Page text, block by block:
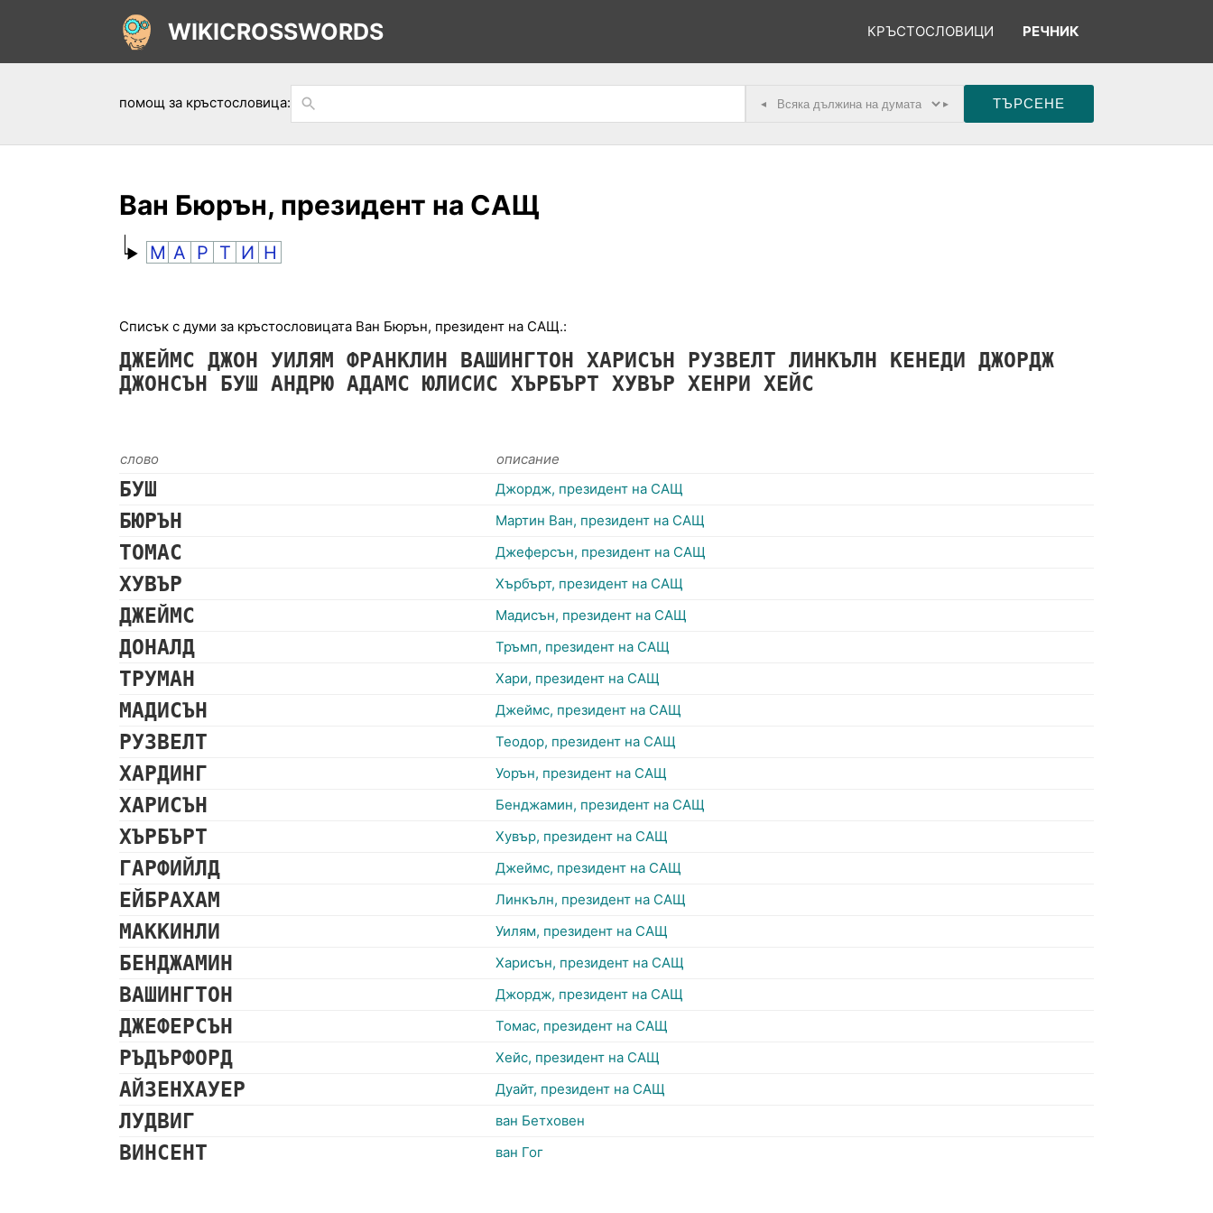
WIKICROSSWORDS КРЪСТОСЛОВИЦИ РЕЧНИК
помощ за кръстословица: ◂ ▸
Ван Бюрън, президент на САЩ
М А Р Т И Н
Списък с думи за кръстословицата Ван Бюрън, президент на САЩ.:
ДЖЕЙМС ДЖОН УИЛЯМ ФРАНКЛИН ВАШИНГТОН ХАРИСЪН РУЗВЕЛТ ЛИНКЪЛН КЕНЕДИ ДЖОРДЖ
ДЖОНСЪН БУШ АНДРЮ АДАМС ЮЛИСИС ХЪРБЪРТ ХУВЪР ХЕНРИ ХЕЙС
слово описание
БУШ Джордж, президент на САЩ
БЮРЪН Мартин Ван, президент на САЩ
ТОМАС Джеферсън, президент на САЩ
ХУВЪР Хърбърт, президент на САЩ
ДЖЕЙМС Мадисън, президент на САЩ
ДОНАЛД Тръмп, президент на САЩ
ТРУМАН Хари, президент на САЩ
МАДИСЪН Джеймс, президент на САЩ
РУЗВЕЛТ Теодор, президент на САЩ
ХАРДИНГ Уорън, президент на САЩ
ХАРИСЪН Бенджамин, президент на САЩ
ХЪРБЪРТ Хувър, президент на САЩ
ГАРФИЙЛД Джеймс, президент на САЩ
ЕЙБРАХАМ Линкълн, президент на САЩ
МАККИНЛИ Уилям, президент на САЩ
БЕНДЖАМИН Харисън, президент на САЩ
ВАШИНГТОН Джордж, президент на САЩ
ДЖЕФЕРСЪН Томас, президент на САЩ
РЪДЪРФОРД Хейс, президент на САЩ
АЙЗЕНХАУЕР Дуайт, президент на САЩ
ЛУДВИГ ван Бетховен
ВИНСЕНТ ван Гог